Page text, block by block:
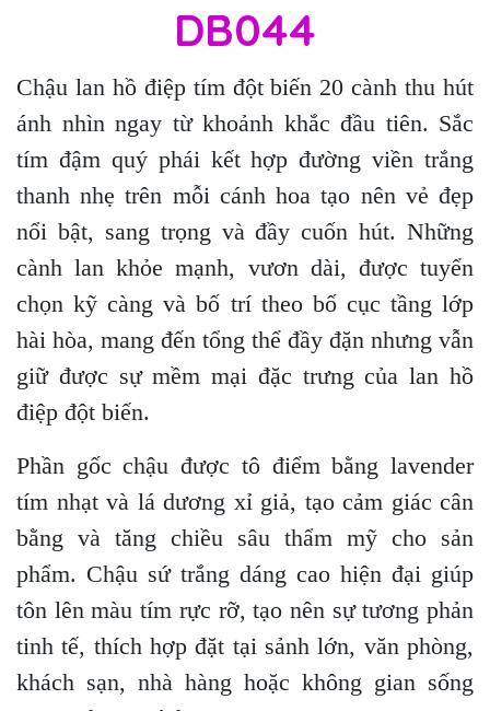
DB044
Chậu lan hồ điệp tím đột biến 20 cành thu hút
ánh nhìn ngay từ khoảnh khắc đầu tiên. Sắc
tím đậm quý phái kết hợp đường viền trắng
thanh nhẹ trên mỗi cánh hoa tạo nên vẻ đẹp
nổi bật, sang trọng và đầy cuốn hút. Những
cành lan khỏe mạnh, vươn dài, được tuyển
chọn kỹ càng và bố trí theo bố cục tầng lớp
hài hòa, mang đến tổng thể đầy đặn nhưng vẫn
giữ được sự mềm mại đặc trưng của lan hồ
điệp đột biến.
Phần gốc chậu được tô điểm bằng lavender
tím nhạt và lá dương xỉ giả, tạo cảm giác cân
bằng và tăng chiều sâu thẩm mỹ cho sản
phẩm. Chậu sứ trắng dáng cao hiện đại giúp
tôn lên màu tím rực rỡ, tạo nên sự tương phản
tinh tế, thích hợp đặt tại sảnh lớn, văn phòng,
khách sạn, nhà hàng hoặc không gian sống